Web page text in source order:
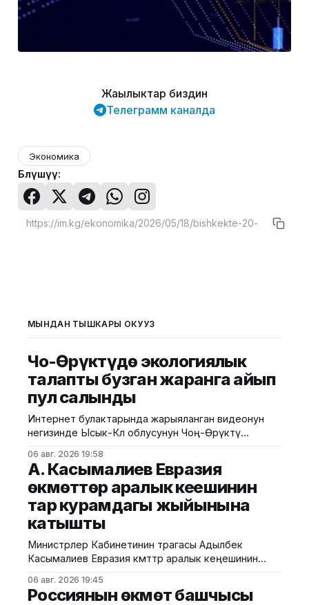
Жаңылыктар биздин
Телеграмм каналда
Экономика
Бөлүшүү:
МЫНДАН ТЫШКАРЫ ОКУҢУЗ
Чоң-Өрүктүдө экологиялык
талапты бузган жаранга айып
пул салынды
Интернет булактарында жарыяланган видеонун
негизинде Ысык-Көл облусунун Чоң-Өрүктү
жерге төгүү фактысы аныкталды. Бул тууралуу
Жаратылыш ресурстары, экология жана
техникалык көзөмөл министрлигинен билдиришти.
Маалыматка ылайык, Экологиялык жана
техникалык көзөмөл кызматынын Ысык-Көл
регионалдык башкармалыгынын тескөөчүлөрү
жүргүзгөн текшерүүдө экологиялык талаптарды
бузган жаран аныкталган. Жыйынтыгында "Укук
06 авг. 2026 19:58
А. Касымалиев Евразия
өкмөттөр аралык кеңешинин
тар курамдагы жыйынына
катышты
Министрлер Кабинетинин төрагасы Адылбек
Касымалиев Евразия өкмөттөр аралык кеңешинин
тууралуу Өкмөттүн басма сөз кызматынан
билдиришти. Жыйындын алдында ЕАЭБге мүчө
06 авг. 2026 19:45
Россиянын өкмөт башчысы